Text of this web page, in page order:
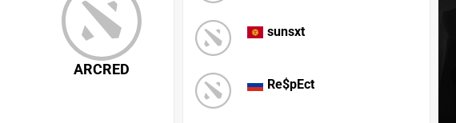
sunsxt
Re$pEct
ARCRED